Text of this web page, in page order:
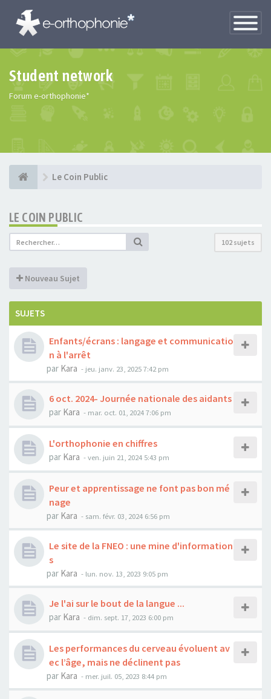
Toggle
Student network
Forum e-orthophonie*
Le Coin Public
LE COIN PUBLIC
102 sujets
Nouveau Sujet
SUJETS
Enfants/écrans : langage et communicatio
n à l'arrêt
par Kara - jeu. janv. 23, 2025 7:42 pm
6 oct. 2024- Journée nationale des aidants
par Kara - mar. oct. 01, 2024 7:06 pm
L'orthophonie en chiffres
par Kara -ven. juin 21, 2024 5:43 pm
Peur et apprentissage ne font pas bon mé
nage
par Kara - sam. févr. 03, 2024 6:56 pm
Le site de la FNEO : une mine d'information
s
par Kara - lun. nov. 13, 2023 9:05 pm
Je l'ai sur le bout de la langue ...
par Kara - dim. sept. 17, 2023 6:00 pm
Les performances du cerveau évoluent av
ec l’âge, mais ne déclinent pas
par Kara - mer. juil. 05, 2023 8:44 pm